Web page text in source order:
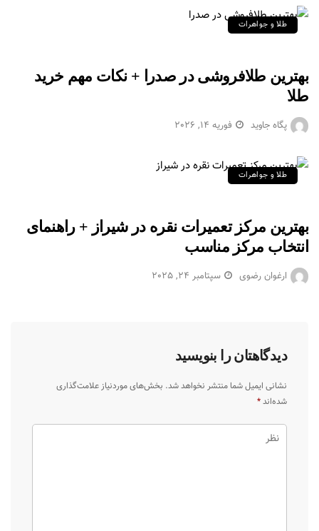
طلا و جواهرات
بهترین طلافروشی در صدرا + نکات مهم خرید
طلا
پگاه جاوید فوریه 14, 2026
طلا و جواهرات
بهترین مرکز تعمیرات نقره در شیراز + راهنمای
انتخاب مرکز مناسب
ارغوان رضوی سپتامبر 24, 2025
دیدگاهتان را بنویسید
نشانی ایمیل شما منتشر نخواهد شد. بخش‌های موردنیاز علامت‌گذاری
شده‌اند*